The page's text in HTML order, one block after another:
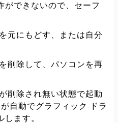
ができないので、セーフ
元にもどす、または自分
削除して、パソコンを再
削除され無い状態で起動
自動でグラフィック ドラ
ます。